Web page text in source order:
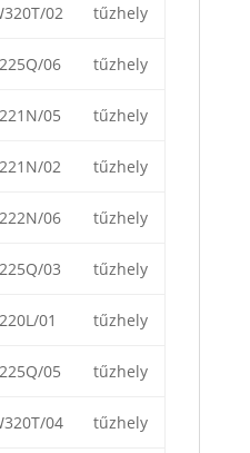
02 tűzhely
06 tűzhely
05 tűzhely
02 tűzhely
06 tűzhely
03 tűzhely
01 tűzhely
05 tűzhely
04 tűzhely